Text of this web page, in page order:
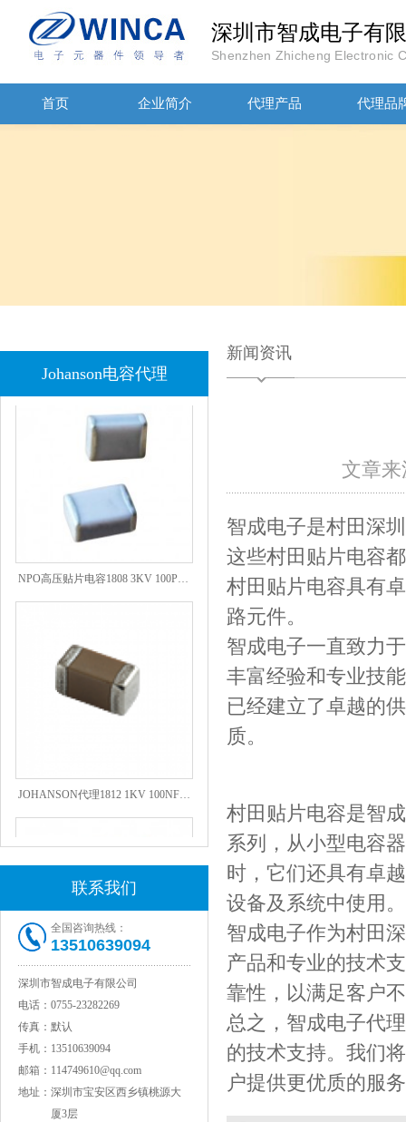
深圳市智成电子有
Shenzhen Zhicheng Electronic
首页 企业简介 代理产品 代理品
Johanson电容代理
NPO高压陶瓷电容1812 2KV 330PF 5%精度
联系我们
全国咨询热线：
13510639094
深圳市智成电子有限公司
电话： 0755-23282269
传真： 默认
手机： 13510639094
邮箱： 114749610@qq.com
地址： 深圳市宝安区西乡镇桃源大
厦3层
新闻资讯
文章
智成电子是村田深
这些村田贴片电容
村田贴片电容具有
路元件。
智成电子一直致力
丰富经验和专业技
已经建立了卓越的
质。
村田贴片电容是智
系列，从小型电容
时，它们还具有卓
设备及系统中使用。
智成电子作为村田
产品和专业的技术
靠性，以满足客户
总之，智成电子代
的技术支持。我们
户提供更优质的服